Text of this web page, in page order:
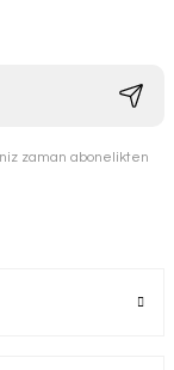
zaman abonelikten